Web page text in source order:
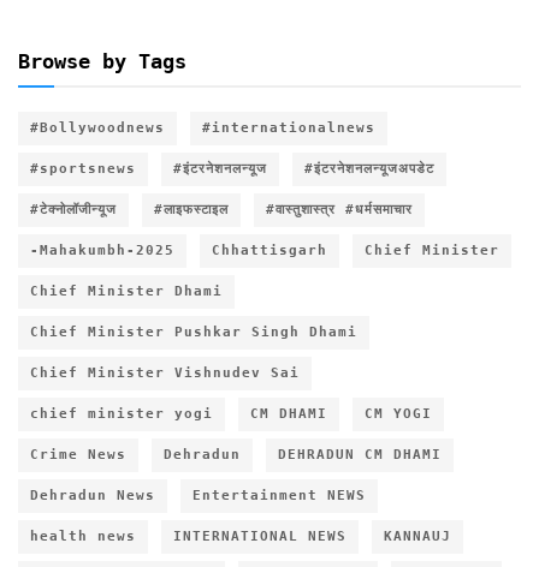
Browse by Tags
#Bollywoodnews #internationalnews
#sportsnews #इंटरनेशनलन्यूज #इंटरनेशनलन्यूजअपडेट
#टेक्नोलॉजीन्यूज #लाइफस्टाइल #वास्तुशास्त्र #धर्मसमाचार
-Mahakumbh-2025 Chhattisgarh Chief Minister
Chief Minister Dhami
Chief Minister Pushkar Singh Dhami
Chief Minister Vishnudev Sai
chief minister yogi CM DHAMI CM YOGI
Crime News Dehradun DEHRADUN CM DHAMI
Dehradun News Entertainment NEWS
health news INTERNATIONAL NEWS KANNAUJ